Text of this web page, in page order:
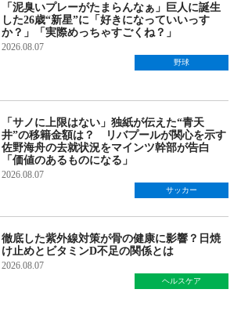
「泥臭いプレーがたまらんなぁ」巨人に誕生
した26歳“新星”に「好きになっていいっす
か？」「実際めっちゃすごくね？」
2026.08.07
野球
「サノに上限はない」独紙が伝えた“青天
井”の移籍金額は？ リバプールが関心を示す
佐野海舟の去就状況をマインツ幹部が告白
「価値のあるものになる」
2026.08.07
サッカー
徹底した紫外線対策が骨の健康に影響？日焼
け止めとビタミンD不足の関係とは
2026.08.07
ヘルスケア